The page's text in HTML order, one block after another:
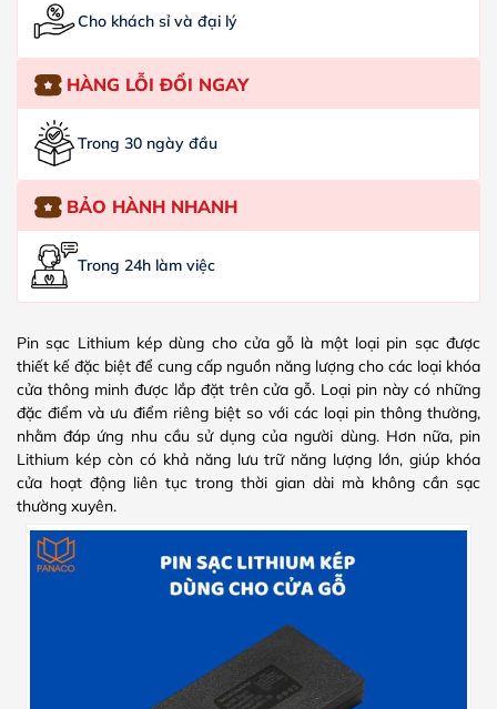
Cho khách sỉ và đại lý
HÀNG LỖI ĐỔI NGAY
Trong 30 ngày đầu
BẢO HÀNH NHANH
Trong 24h làm việc
Pin sạc Lithium kép dùng cho cửa gỗ là một loại pin sạc được
thiết kế đặc biệt để cung cấp nguồn năng lượng cho các loại khóa
cửa thông minh được lắp đặt trên cửa gỗ. Loại pin này có những
đặc điểm và ưu điểm riêng biệt so với các loại pin thông thường,
nhằm đáp ứng nhu cầu sử dụng của người dùng. Hơn nữa, pin
Lithium kép còn có khả năng lưu trữ năng lượng lớn, giúp khóa
cửa hoạt động liên tục trong thời gian dài mà không cần sạc
thường xuyên.